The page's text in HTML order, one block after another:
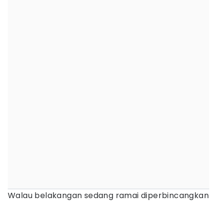
Walau belakangan sedang ramai diperbincangkan